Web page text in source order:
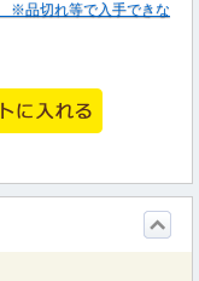
※品切れ等で入手できな